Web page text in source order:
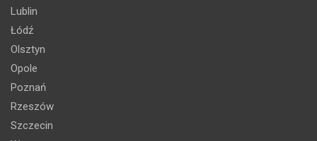
Lublin
Łódź
Olsztyn
Opole
Poznań
Rzeszów
Szczecin